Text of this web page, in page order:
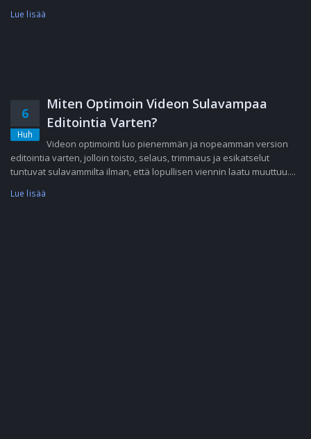
Lue lisää
6
Huh
Miten Optimoin Videon Sulavampaa
Editointia Varten?
Videon optimointi luo pienemmän ja nopeamman version
editointia varten, jolloin toisto, selaus, trimmaus ja esikatselut
tuntuvat sulavammilta ilman, että lopullisen viennin laatu muuttuu....
Lue lisää